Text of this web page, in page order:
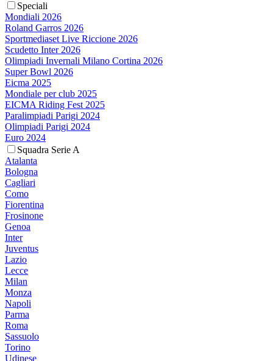
Speciali
Mondiali 2026
Roland Garros 2026
Sportmediaset Live Riccione 2026
Scudetto Inter 2026
Olimpiadi Invernali Milano Cortina 2026
Super Bowl 2026
Eicma 2025
Mondiale per club 2025
EICMA Riding Fest 2025
Paralimpiadi Parigi 2024
Olimpiadi Parigi 2024
Euro 2024
Squadra Serie A
Atalanta
Bologna
Cagliari
Como
Fiorentina
Frosinone
Genoa
Inter
Juventus
Lazio
Lecce
Milan
Monza
Napoli
Parma
Roma
Sassuolo
Torino
Udinese